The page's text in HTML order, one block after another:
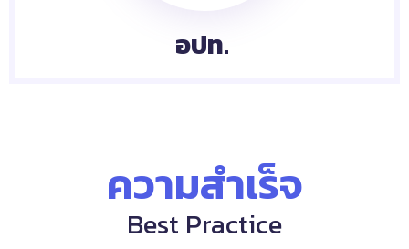
อปท.
ความสำเร็จ
Best Practice